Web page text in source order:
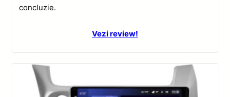
concluzie.
Vezi review!